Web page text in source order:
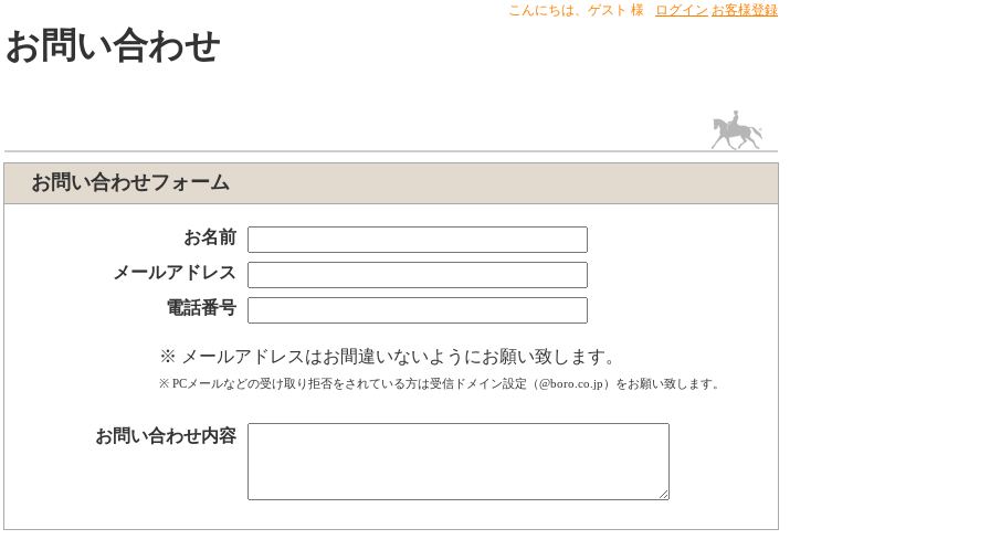
お問い合わせ
お問い合わせフォーム
お名前
メールアドレス
電話番号
メールアドレスはお間違いないようにお願い致します。
PCメールなどの受け取り拒否をされている方は受信ドメイン設定（@boro.co.jp）をお願い致します。
お問い合わせ内容
こんにちは、 ゲスト 様 ログイン お客様登録